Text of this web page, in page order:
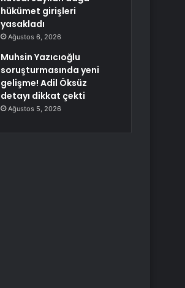
hükümet girişleri
yasakladı
Ağustos 6, 2026
Muhsin Yazıcıoğlu
soruşturmasında yeni
gelişme! Adil Öksüz
detayı dikkat çekti
Ağustos 5, 2026